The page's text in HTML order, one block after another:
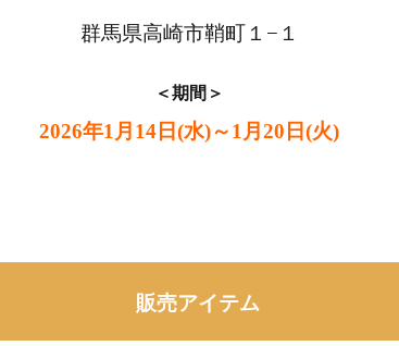
群馬県高崎市鞘町１−１
＜期間＞
2026年1月14日(水)～1月20日(火)
販売アイテム